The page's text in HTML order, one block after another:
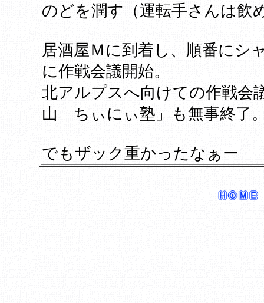
のどを潤す（運転手さんは飲
居酒屋Ｍに到着し、順番にシ
に作戦会議開始。
北アルプスへ向けての作戦会
山 ちぃにぃ塾」も無事終了
でもザック重かったなぁー